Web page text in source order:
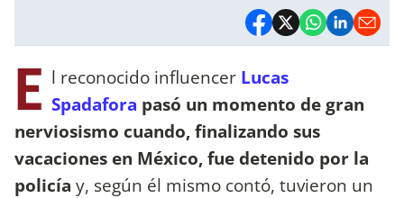
E l reconocido influencer Lucas
Spadafora pasó un momento de gran
nerviosismo cuando, finalizando sus
vacaciones en México, fue detenido por la
policía y, según él mismo contó, tuvieron un